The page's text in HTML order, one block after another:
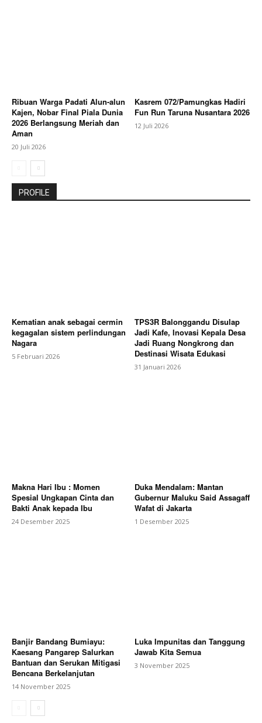
Ribuan Warga Padati Alun-alun
Kajen, Nobar Final Piala Dunia
2026 Berlangsung Meriah dan
Aman
20 Juli 2026
Kasrem 072/Pamungkas Hadiri
Fun Run Taruna Nusantara 2026
12 Juli 2026
PROFILE
Kematian anak sebagai cermin
kegagalan sistem perlindungan
Nagara
5 Februari 2026
TPS3R Balonggandu Disulap
Jadi Kafe, Inovasi Kepala Desa
Jadi Ruang Nongkrong dan
Destinasi Wisata Edukasi
31 Januari 2026
Makna Hari Ibu : Momen
Spesial Ungkapan Cinta dan
Bakti Anak kepada Ibu
24 Desember 2025
Duka Mendalam: Mantan
Gubernur Maluku Said Assagaff
Wafat di Jakarta
1 Desember 2025
Banjir Bandang Bumiayu:
Kaesang Pangarep Salurkan
Bantuan dan Serukan Mitigasi
Bencana Berkelanjutan
14 November 2025
Luka Impunitas dan Tanggung
Jawab Kita Semua
3 November 2025